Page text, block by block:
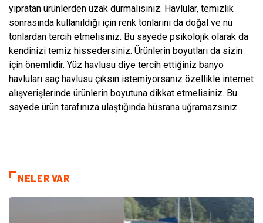
yıpratan ürünlerden uzak durmalısınız. Havlular, temizlik
sonrasında kullanıldığı için renk tonlarını da doğal ve nü
tonlardan tercih etmelisiniz. Bu sayede psikolojik olarak da
kendinizi temiz hissedersiniz. Ürünlerin boyutları da sizin
için önemlidir. Yüz havlusu diye tercih ettiğiniz banyo
havluları saç havlusu çıksın istemiyorsanız özellikle internet
alışverişlerinde ürünlerin boyutuna dikkat etmelisiniz. Bu
sayede ürün tarafınıza ulaştığında hüsrana uğramazsınız.
NELER VAR